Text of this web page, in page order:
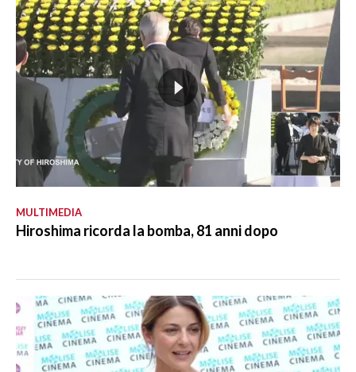
MULTIMEDIA
Hiroshima ricorda la bomba, 81 anni dopo